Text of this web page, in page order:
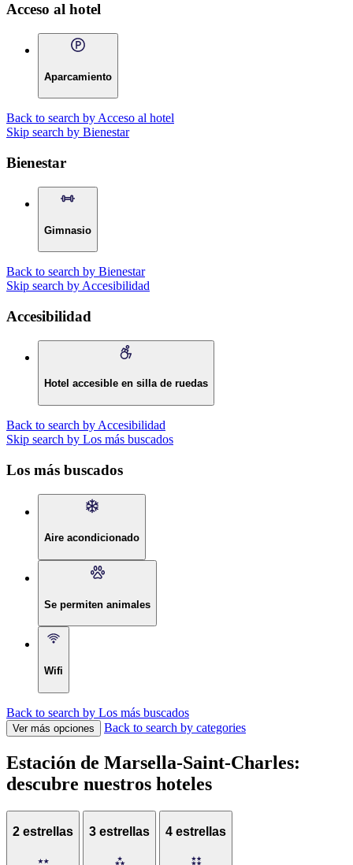
Acceso al hotel
Aparcamiento
Back to search by Acceso al hotel
Skip search by Bienestar
Bienestar
Gimnasio
Back to search by Bienestar
Skip search by Accesibilidad
Accesibilidad
Hotel accesible en silla de ruedas
Back to search by Accesibilidad
Skip search by Los más buscados
Los más buscados
Aire acondicionado
Se permiten animales
Wifi
Back to search by Los más buscados
Ver más opciones Back to search by categories
Estación de Marsella-Saint-Charles:
descubre nuestros hoteles
2 estrellas 3 estrellas 4 estrellas